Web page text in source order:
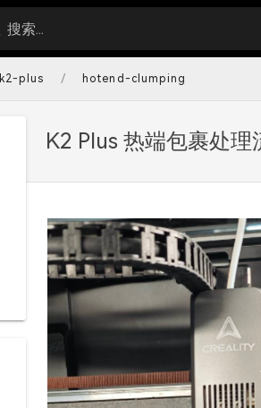
搜索...
k2-plus / hotend-clumping
K2 Plus 热端包裹处理